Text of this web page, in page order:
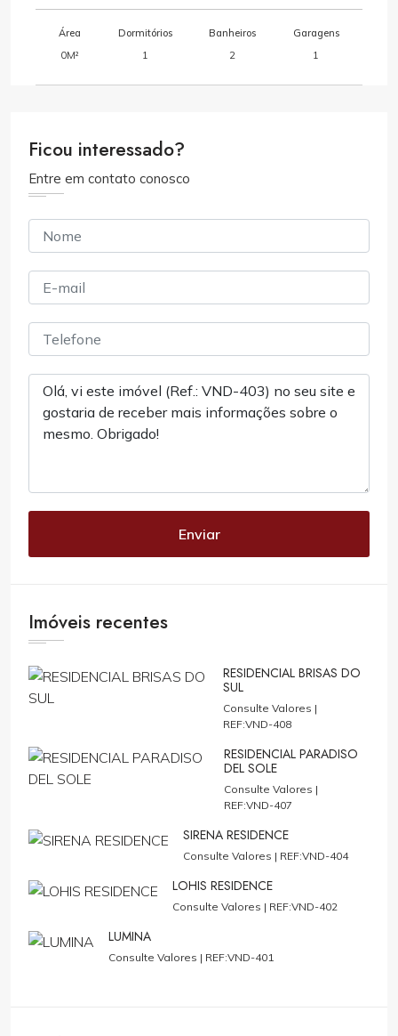
Área
0M²
Dormitórios
1
Banheiros
2
Garagens
1
Ficou interessado?
Entre em contato conosco
Enviar
Imóveis recentes
RESIDENCIAL BRISAS DO
SUL
Consulte Valores |
REF:VND-408
RESIDENCIAL PARADISO
DEL SOLE
Consulte Valores |
REF:VND-407
SIRENA RESIDENCE
Consulte Valores | REF:VND-404
LOHIS RESIDENCE
Consulte Valores | REF:VND-402
LUMINA
Consulte Valores | REF:VND-401